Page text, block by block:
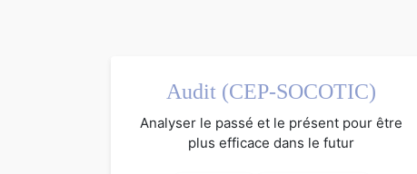
Audit (CEP-SOCOTIC)
Analyser le passé et le présent pour être
plus efficace dans le futur